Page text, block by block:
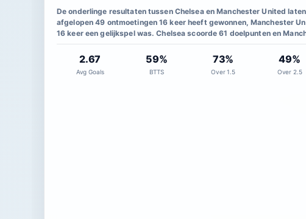
De onderlinge resultaten tussen Chelsea en Manchester United
afgelopen 49 ontmoetingen 16 keer heeft gewonnen, Manchester
16 keer een gelijkspel was. Chelsea scoorde 61 doelpunten en
2.67
Avg Goals
59%
BTTS
73%
Over 1.5
49%
Over 2.5